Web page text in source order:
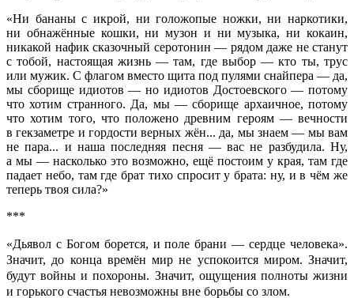
«Ни бананы с икрой, ни голожопые ножки, ни наркотики,
ни обнажённые кошки, ни музон и ни музыка, ни кокаин,
никакой нафик сказочный серотонин — рядом даже не станут
с тобой, настоящая жизнь — там, где выбор — кто ты, трус
или мужик. С флагом вместо щита под пулями снайпера — да,
мы сборище идиотов — но идиотов Достоевского — потому
что хотим странного. Да, мы — сборище архаичное, потому
что хотим того, что положено древним героям — вечности
в гекзаметре и гордости верных жён... да, мы знаем — мы вам
не пара... и наша последняя песня — вас не разбудила. Ну,
а мы — насколько это возможно, ещё постоим у края, там где
падает небо, там где брат тихо спросит у брата: ну, и в чём же
теперь твоя сила?»
***
«Дьявол с Богом борется, и поле брани — сердце человека».
Значит, до конца времён мир не успокоится миром. Значит,
будут войны и похороны. Значит, ощущения полноты жизни
и горького счастья невозможны вне борьбы со злом.